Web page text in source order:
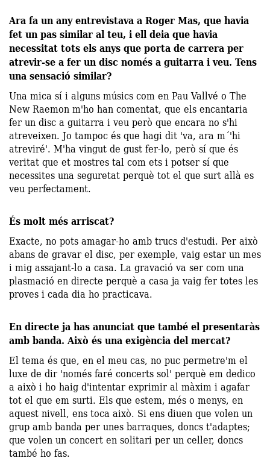
Ara fa un any entrevistava a Roger Mas, que havia
fet un pas similar al teu, i ell deia que havia
necessitat tots els anys que porta de carrera per
atrevir-se a fer un disc només a guitarra i veu. Tens
una sensació similar?
Una mica sí i alguns músics com en Pau Vallvé o The
New Raemon m'ho han comentat, que els encantaria
fer un disc a guitarra i veu però que encara no s'hi
atreveixen. Jo tampoc és que hagi dit 'va, ara m´'hi
atreviré'. M'ha vingut de gust fer-lo, però sí que és
veritat que et mostres tal com ets i potser sí que
necessites una seguretat perquè tot el que surt allà es
veu perfectament.
És molt més arriscat?
Exacte, no pots amagar-ho amb trucs d'estudi. Per això
abans de gravar el disc, per exemple, vaig estar un mes
i mig assajant-lo a casa. La gravació va ser com una
plasmació en directe perquè a casa ja vaig fer totes les
proves i cada dia ho practicava.
En directe ja has anunciat que també el presentaràs
amb banda. Això és una exigència del mercat?
El tema és que, en el meu cas, no puc permetre'm el
luxe de dir 'només faré concerts sol' perquè em dedico
a això i ho haig d'intentar exprimir al màxim i agafar
tot el que em surti. Els que estem, més o menys, en
aquest nivell, ens toca això. Si ens diuen que volen un
grup amb banda per unes barraques, doncs t'adaptes;
que volen un concert en solitari per un celler, doncs
també ho fas.